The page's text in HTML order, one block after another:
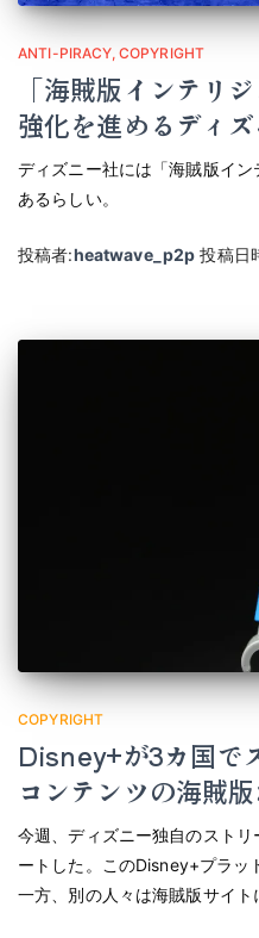
ANTI-PIRACY COPYRIGHT
「海賊版インテリ
強化を進めるディ
ディズニー社には「海賊版イ
あるらしい。
投稿者:heatwave_p2p 投稿日
COPYRIGHT
Disney+が3カ国で
コンテンツの海賊
今週、ディズニー独自のスト
ートした。このDisney+プラッ
一方、別の人々は海賊版サイト